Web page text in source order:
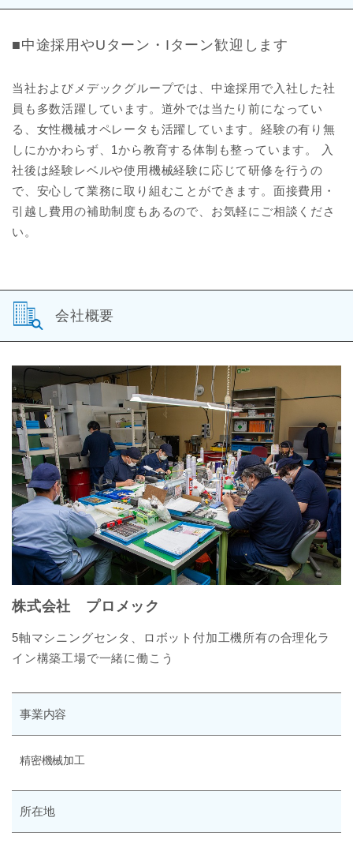
■中途採用やUターン・Iターン歓迎します
当社およびメデックグループでは、中途採用で入社した社
員も多数活躍しています。道外では当たり前になってい
る、女性機械オペレータも活躍しています。経験の有り無
しにかかわらず、1から教育する体制も整っています。 入
社後は経験レベルや使用機械経験に応じて研修を行うの
で、安心して業務に取り組むことができます。面接費用・
引越し費用の補助制度もあるので、お気軽にご相談くださ
い。
会社概要
株式会社 プロメック
5軸マシニングセンタ、ロボット付加工機所有の合理化ラ
イン構築工場で一緒に働こう
事業内容
精密機械加工
所在地